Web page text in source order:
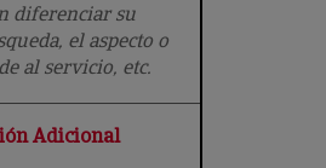
diferenciar su
el aspecto o
al servicio, etc.
Adicional